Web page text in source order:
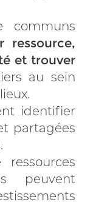
ressource,
et trouver
au sein
identifier
partagées
peuvent